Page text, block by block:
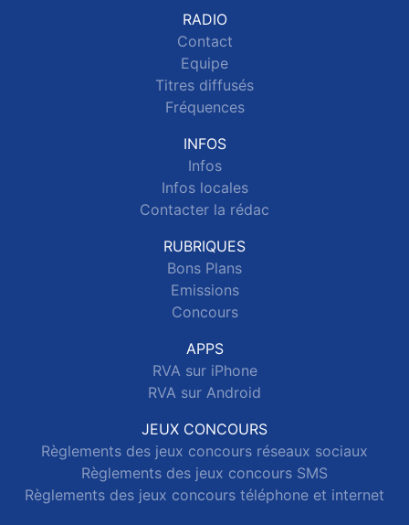
RADIO
Contact
Equipe
Titres diffusés
Fréquences
INFOS
Infos
Infos locales
Contacter la rédac
RUBRIQUES
Bons Plans
Emissions
Concours
APPS
RVA sur iPhone
RVA sur Android
JEUX CONCOURS
Règlements des jeux concours réseaux sociaux
Règlements des jeux concours SMS
Règlements des jeux concours téléphone et internet